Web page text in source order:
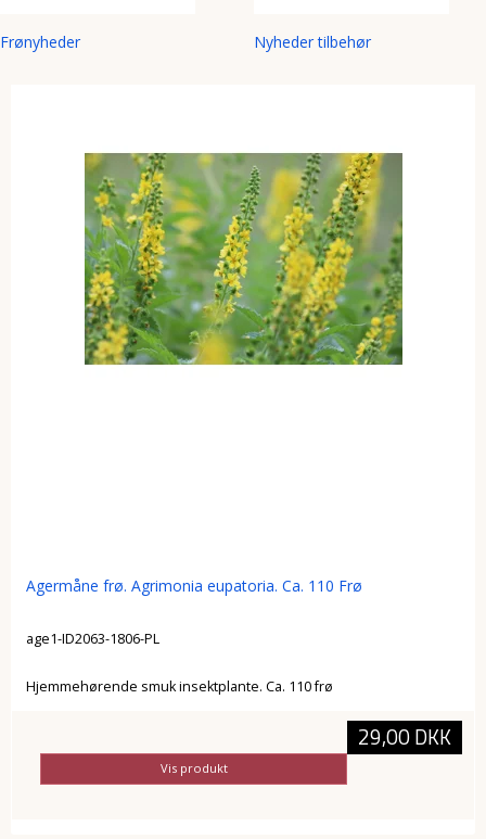
Frønyheder Nyheder tilbehør
Agermåne frø. Agrimonia eupatoria. Ca. 110 Frø
age1-ID2063-1806-PL
Hjemmehørende smuk insektplante. Ca. 110 frø
29,00 DKK
Vis produkt